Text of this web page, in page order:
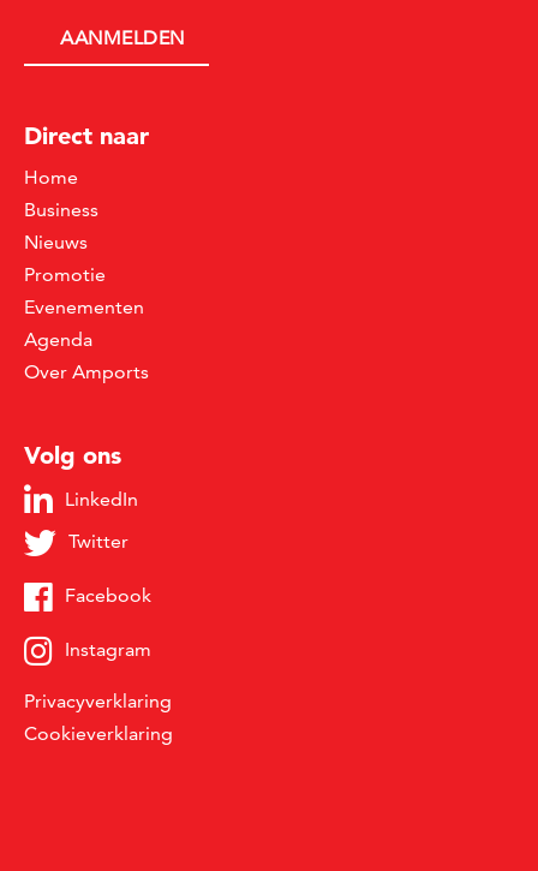
Direct naar
Home
Business
Nieuws
Promotie
Evenementen
Agenda
Over Amports
Volg ons
LinkedIn
Twitter
Facebook
Instagram
Privacyverklaring
Cookieverklaring